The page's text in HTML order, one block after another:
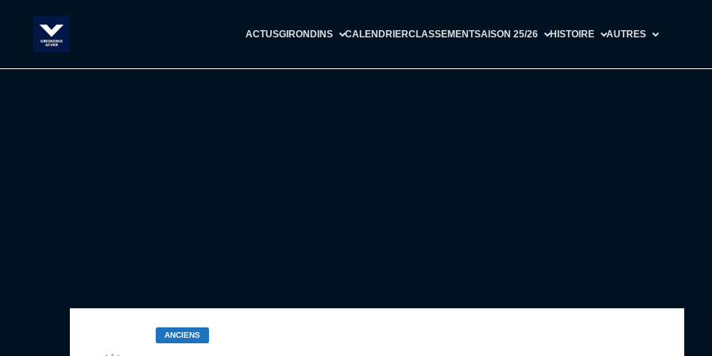
ACTUSGIRONDINS CALENDRIERCLASSEMENTSAISON 25/26 HISTOIRE AUTRES
ANCIENS